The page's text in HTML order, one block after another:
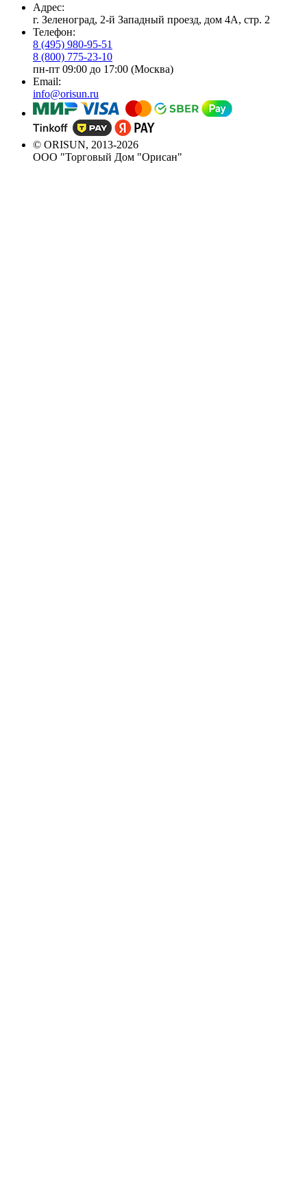
Адрес:
г. Зеленоград, 2-й Западный проезд, дом 4А, стр. 2
Телефон:
8 (495) 980-95-51
8 (800) 775-23-10
пн-пт 09:00 до 17:00 (Москва)
Email:
info@orisun.ru
© ORISUN, 2013-2026
ООО "Торговый Дом "Орисан"